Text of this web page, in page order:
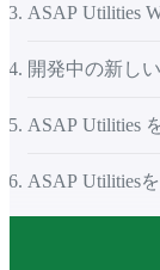
ASAP Utilities
開発中の新し
ASAP Utilities
ASAP Utilities